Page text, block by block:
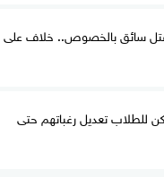
سائق بالخصوص.. خلاف على
للطلاب تعديل رغباتهم حتى